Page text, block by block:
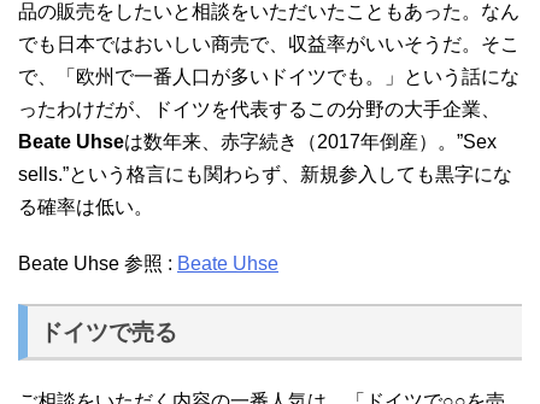
品の販売をしたいと相談をいただいたこともあった。なん
でも日本ではおいしい商売で、収益率がいいそうだ。そこ
で、「欧州で一番人口が多いドイツでも。」という話にな
ったわけだが、ドイツを代表するこの分野の大手企業、
Beate Uhseは数年来、赤字続き（2017年倒産）。”Sex
sells.”という格言にも関わらず、新規参入しても黒字にな
る確率は低い。
Beate Uhse 参照 : Beate Uhse
ドイツで売る